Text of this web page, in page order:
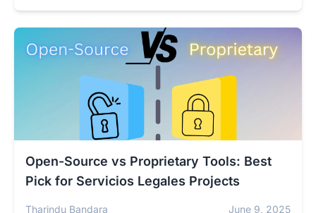
Open-Source vs Proprietary Tools: Best
Pick for Servicios Legales Projects
Tharindu Bandara June 9, 2025